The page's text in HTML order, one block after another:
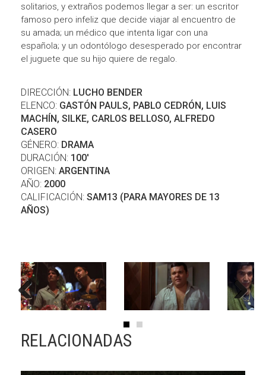
solitarios, y extraños podemos llegar a ser: un escritor
famoso pero infeliz que decide viajar al encuentro de
su amada; un médico que intenta ligar con una
española; y un odontólogo desesperado por encontrar
el juguete que su hijo quiere de regalo.
DIRECCIÓN: LUCHO BENDER
ELENCO: GASTÓN PAULS, PABLO CEDRÓN, LUIS
MACHÍN, SILKE, CARLOS BELLOSO, ALFREDO
CASERO
GÉNERO: DRAMA
DURACIÓN: 100'
ORIGEN: ARGENTINA
AÑO: 2000
CALIFICACIÓN: SAM13 (PARA MAYORES DE 13
AÑOS)
RELACIONADAS